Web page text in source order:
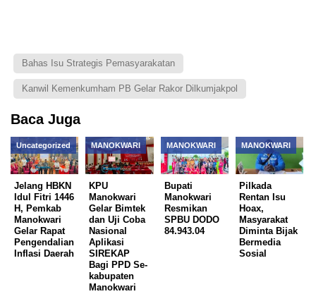
Bahas Isu Strategis Pemasyarakatan
Kanwil Kemenkumham PB Gelar Rakor Dilkumjakpol
Baca Juga
Uncategorized
Jelang HBKN
Idul Fitri 1446
H, Pemkab
Manokwari
Gelar Rapat
Pengendalian
Inflasi Daerah
MANOKWARI
KPU
Manokwari
Gelar Bimtek
dan Uji Coba
Nasional
Aplikasi
SIREKAP
Bagi PPD Se-
kabupaten
Manokwari
MANOKWARI
Bupati
Manokwari
Resmikan
SPBU DODO
84.943.04
MANOKWARI
Pilkada
Rentan Isu
Hoax,
Masyarakat
Diminta Bijak
Bermedia
Sosial